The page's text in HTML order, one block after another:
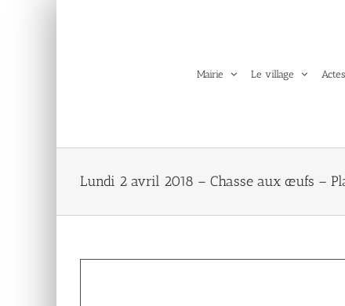
Mairie Le village
Lundi 2 avril 2018 – Chasse aux œufs –